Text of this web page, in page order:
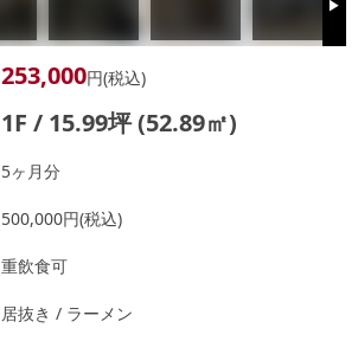
Next
253,000円(税込)
1F / 15.99坪 (52.89㎡)
5ヶ月分
500,000円(税込)
重飲食可
居抜き / ラーメン